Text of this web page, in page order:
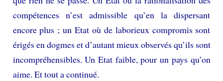
compétences n’est admissible qu’en la dispersant
encore plus ; un Etat où de laborieux compromis sont
érigés en dogmes et d’autant mieux observés qu’ils sont
incompréhensibles. Un Etat faible, pour un pays qu’on
aime. Et tout a continué.